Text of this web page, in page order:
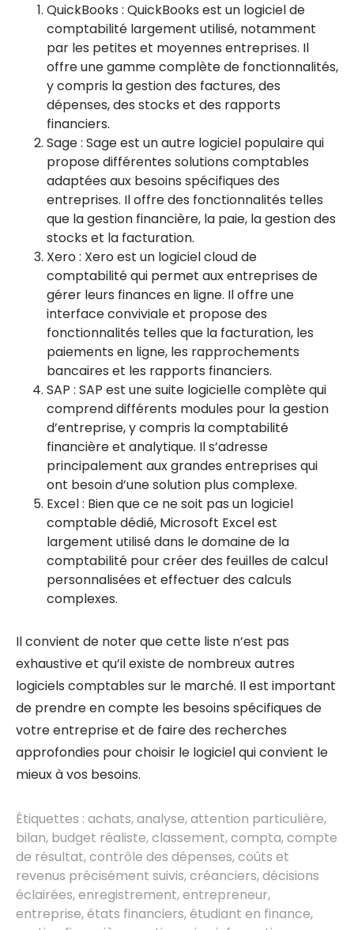
QuickBooks : QuickBooks est un logiciel de
comptabilité largement utilisé, notamment
par les petites et moyennes entreprises. Il
offre une gamme complète de fonctionnalités,
y compris la gestion des factures, des
dépenses, des stocks et des rapports
financiers.
Sage : Sage est un autre logiciel populaire qui
propose différentes solutions comptables
adaptées aux besoins spécifiques des
entreprises. Il offre des fonctionnalités telles
que la gestion financière, la paie, la gestion des
stocks et la facturation.
Xero : Xero est un logiciel cloud de
comptabilité qui permet aux entreprises de
gérer leurs finances en ligne. Il offre une
interface conviviale et propose des
fonctionnalités telles que la facturation, les
paiements en ligne, les rapprochements
bancaires et les rapports financiers.
SAP : SAP est une suite logicielle complète qui
comprend différents modules pour la gestion
d’entreprise, y compris la comptabilité
financière et analytique. Il s’adresse
principalement aux grandes entreprises qui
ont besoin d’une solution plus complexe.
Excel : Bien que ce ne soit pas un logiciel
comptable dédié, Microsoft Excel est
largement utilisé dans le domaine de la
comptabilité pour créer des feuilles de calcul
personnalisées et effectuer des calculs
complexes.
Il convient de noter que cette liste n’est pas
exhaustive et qu’il existe de nombreux autres
logiciels comptables sur le marché. Il est important
de prendre en compte les besoins spécifiques de
votre entreprise et de faire des recherches
approfondies pour choisir le logiciel qui convient le
mieux à vos besoins.
Étiquettes : achats,analyse,attention particulière,
bilan, budget réaliste,classement,compta,compte
de résultat,contrôle des dépenses,coûts et
revenus précisément suivis,créanciers,décisions
éclairées,enregistrement,entrepreneur,
entreprise,états financiers,étudiant en finance,